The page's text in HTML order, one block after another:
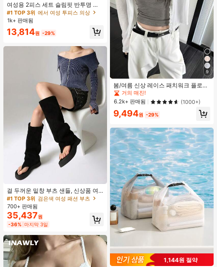
여성용 2피스 세트 슬림핏 반투명 스
파게티 스트랩 스트라이프 캐미솔 탑
우아한
거의 매진!
#1 TOP 3위 에서 여성 투피스 의상
거의 매진!
#1 TOP 3위 에서 여성 투피스 의상
거의 매진!
#1 TOP 3위
에서 여성 투피스 의상
거의 매진!
1k+ 판매됨
13,814원 -29%
걸 두꺼운 밑창 부츠 샌들, 신상품 여
름 키높이 롱 샤프트 니치 섹시 팝 걸
끈 레트로 스트리트 스타일 앵클 부츠
#1 TOP 3위
거의 매진!
#1 TOP 3위 검은색 여성 패션 부츠
거의 매진!
#1 TOP 3위 검은색 여성 패션 부츠
거의 매진!
#1 TOP 3위 검은색 여성 패션 부츠
거의 매진!
700+ 판매됨
35,437원
-36% 마지막 3일
9
봄/여름 신상 레이스 패치워크 플로럴
트림 소프트 니트 가디건 경량 재킷 탑
여성용 화이트, 에스테틱
거의 매진!
6.2k+ 판매됨
(1000+)
9,494원 -29%
1,144원 절약